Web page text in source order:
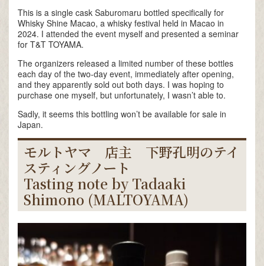
This is a single cask Saburomaru bottled specifically for
Whisky Shine Macao, a whisky festival held in Macao in
2024. I attended the event myself and presented a seminar
for T&T TOYAMA.
The organizers released a limited number of these bottles
each day of the two-day event, immediately after opening,
and they apparently sold out both days. I was hoping to
purchase one myself, but unfortunately, I wasn’t able to.
Sadly, it seems this bottling won’t be available for sale in
Japan.
モルトヤマ 店主 下野孔明のテイ
スティングノート
Tasting note by Tadaaki
Shimono (MALTOYAMA)